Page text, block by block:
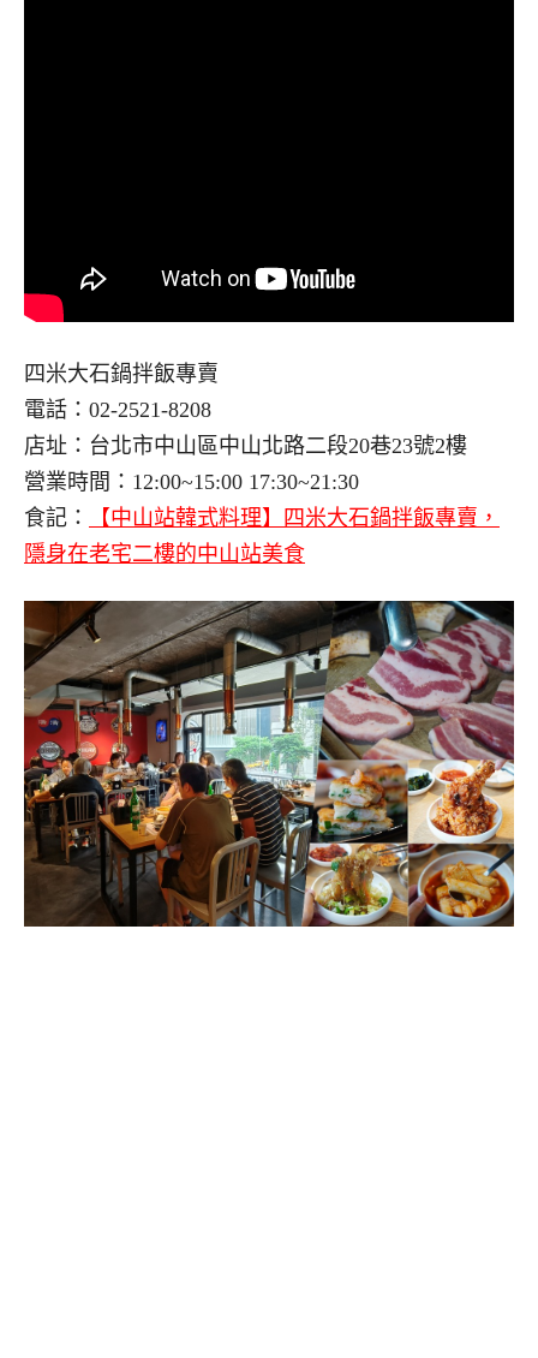
四米大石鍋拌飯專賣
電話：02-2521-8208
店址：台北市中山區中山北路二段20巷23號2樓
營業時間：12:00~15:00 17:30~21:30
食記：
【中山站韓式料理】四米大石鍋拌飯專賣，
隱身在老宅二樓的中山站美食